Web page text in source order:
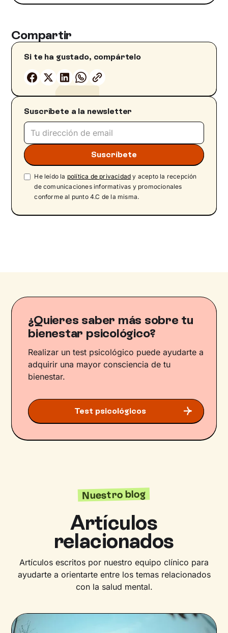
Compartir
Si te ha gustado, compártelo
Suscríbete a la newsletter
He leído la política de privacidad y acepto la recepción
de comunicaciones informativas y promocionales
conforme al punto 4.C de la misma.
¿Quieres saber más sobre tu
bienestar psicológico?
Realizar un test psicológico puede ayudarte a
adquirir una mayor consciencia de tu
bienestar.
Test psicológicos
Nuestro blog
Artículos
relacionados
Artículos escritos por nuestro equipo clínico para
ayudarte a orientarte entre los temas relacionados
con la salud mental.